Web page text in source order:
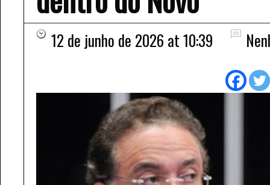
12 de junho de 2026 at 10:39